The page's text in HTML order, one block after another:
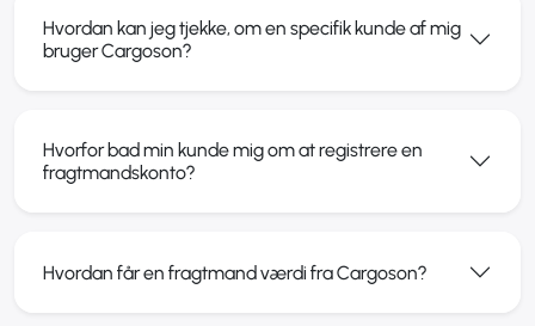
Hvordan kan jeg tjekke, om en specifik kunde af mig
bruger Cargoson?
Hvorfor bad min kunde mig om at registrere en
fragtmandskonto?
Hvordan får en fragtmand værdi fra Cargoson?